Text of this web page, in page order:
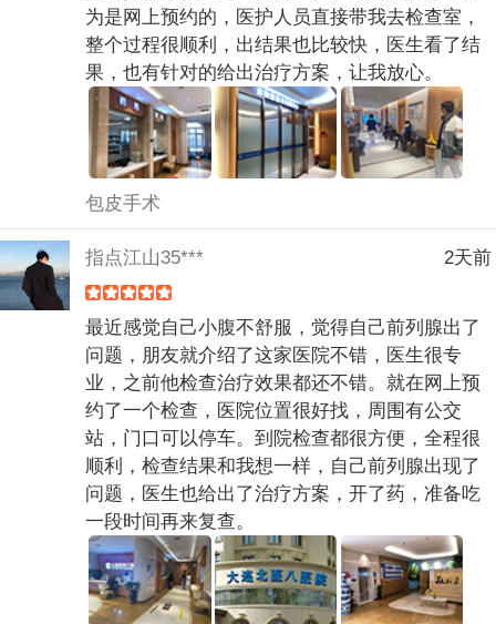
为是网上预约的，医护人员直接带我去检查室，
整个过程很顺利，出结果也比较快，医生看了结
果，也有针对的给出治疗方案，让我放心。
包皮手术
指点江山35*** 2天前
最近感觉自己小腹不舒服，觉得自己前列腺出了
问题，朋友就介绍了这家医院不错，医生很专
业，之前他检查治疗效果都还不错。就在网上预
约了一个检查，医院位置很好找，周围有公交
站，门口可以停车。到院检查都很方便，全程很
顺利，检查结果和我想一样，自己前列腺出现了
问题，医生也给出了治疗方案，开了药，准备吃
一段时间再来复查。